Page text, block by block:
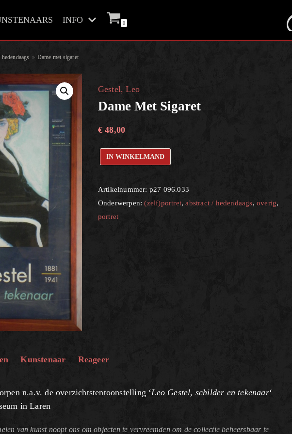
INFO 0
» Dame met sigaret
Gestel, Leo
Dame Met Sigaret
€48,00
IN WINKELMAND
Artikelnummer: p27 096.033
Onderwerpen:(zelf)portret,abstract / hedendaags, overig,
portret
Kunstenaar Reageer
n.a.v. de overzichtstentoonstelling ‘Leo Gestel, schilder en tekenaar‘
in Laren
van kunst noopt ons om objecten te vervreemden om de collectie beheersbaar te